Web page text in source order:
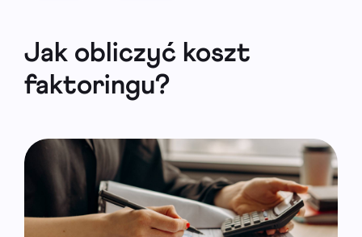
Jak obliczyć koszt
faktoringu?